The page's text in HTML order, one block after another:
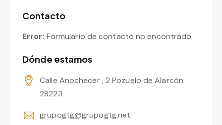
Contacto
Error: Formulario de contacto no encontrado.
Dónde estamos
Calle Anochecer , 2 Pozuelo de Alarcón
28223
grupogtg@grupogtg.net